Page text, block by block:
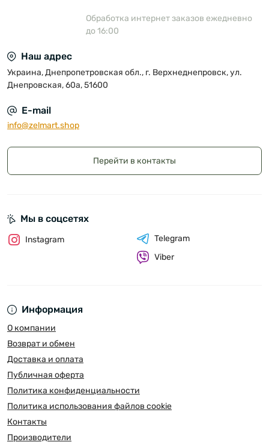
Обработка интернет заказов ежедневно
до 16:00
Наш адрес
Украина, Днепропетровская обл., г. Верхнеднепровск, ул.
Днепровская, 60а, 51600
E-mail
info@zelmart.shop
Перейти в контакты
Информация
О компании
Возврат и обмен
Доставка и оплата
Публичная оферта
Политика конфиденциальности
Политика использования файлов cookie
Контакты
Производители
Мы в соцсетях
Instagram
Telegram
Viber